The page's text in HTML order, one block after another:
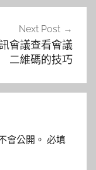
Next Post
會議查看會議
二維碼的技巧
會公開。 必填